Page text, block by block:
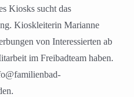
Kiosks sucht das
Kioskleiterin Marianne
von Interessierten ab
im Freibadteam haben.